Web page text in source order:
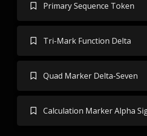
Primary Sequence Token
Tri-Mark Function Delta
Quad Marker Delta-Seven
Calculation Marker Alpha